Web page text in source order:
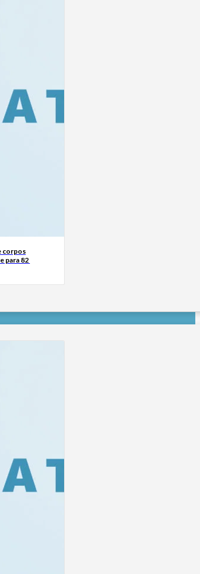
corpos
para 82